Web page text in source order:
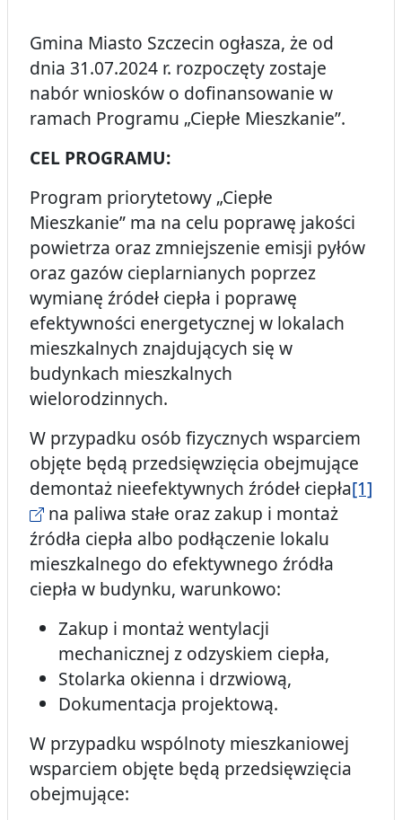
Gmina Miasto Szczecin ogłasza, że od
dnia 31.07.2024 r. rozpoczęty zostaje
nabór wniosków o dofinansowanie w
ramach Programu „Ciepłe Mieszkanie”.
CEL PROGRAMU:
Program priorytetowy „Ciepłe
Mieszkanie” ma na celu poprawę jakości
powietrza oraz zmniejszenie emisji pyłów
oraz gazów cieplarnianych poprzez
wymianę źródeł ciepła i poprawę
efektywności energetycznej w lokalach
mieszkalnych znajdujących się w
budynkach mieszkalnych
wielorodzinnych.
W przypadku osób fizycznych wsparciem
objęte będą przedsięwzięcia obejmujące
demontaż nieefektywnych źródeł ciepła[1]
na paliwa stałe oraz zakup i montaż
źródła ciepła albo podłączenie lokalu
mieszkalnego do efektywnego źródła
ciepła w budynku, warunkowo:
Zakup i montaż wentylacji
mechanicznej z odzyskiem ciepła,
Stolarka okienna i drzwiową,
Dokumentacja projektową.
W przypadku wspólnoty mieszkaniowej
wsparciem objęte będą przedsięwzięcia
obejmujące: